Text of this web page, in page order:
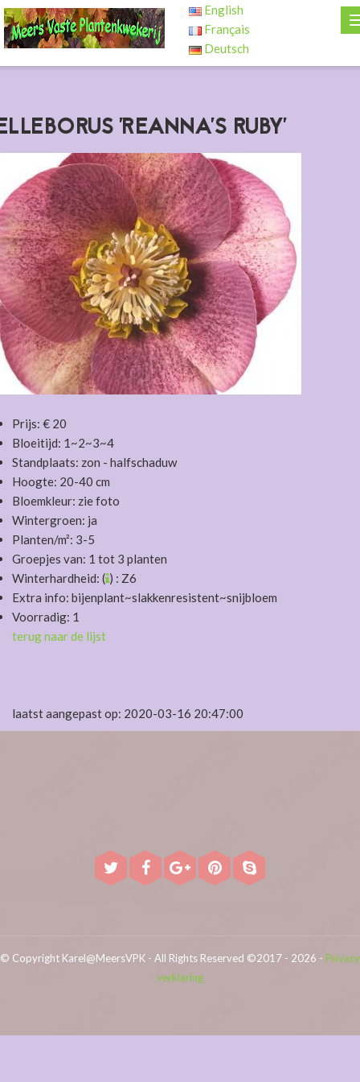
English
Français
Deutsch
'REANNA'S RUBY'
Prijs: € 20
Bloeitijd: 1~2~3~4
Standplaats: zon - halfschaduw
Hoogte: 20-40 cm
Bloemkleur: zie foto
Wintergroen: ja
Planten/m²: 3-5
Groepjes van: 1 tot 3 planten
Winterhardheid: ( ) : Z6
Extra info: bijenplant~slakkenresistent~snijbloem
Voorradig: 1
terug naar de lijst
laatst aangepast op: 2020-03-16 20:47:00
© Copyright Karel@MeersVPK - All Rights Reserved ©2017 - 2026 - Privacy
verklaring